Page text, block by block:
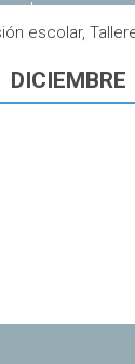
escolar,
DICIEMBRE